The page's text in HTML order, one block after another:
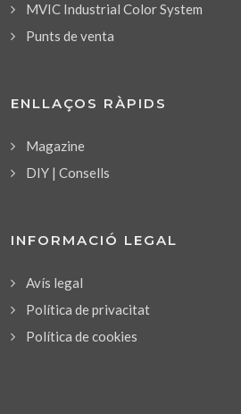
MVIC Industrial Color System
Punts de venta
ENLLAÇOS RÀPIDS
Magazine
DIY | Consells
INFORMACIÓ LEGAL
Avís legal
Política de privacitat
Política de cookies